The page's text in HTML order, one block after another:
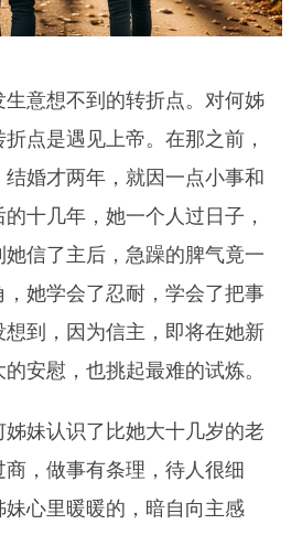
意想不到的转折点。对何姊
点是遇见上帝。在那之前，
婚才两年，就因一点小事和
十几年，她一个人过日子，
信了主后，急躁的脾气竟一
，她学会了忍耐，学会了把事
到，因为信主，即将在她新
安慰，也挑起最难的试炼。
姊妹认识了比她大十几岁的老
，做事有条理，待人很细
心里暖暖的，暗自向主感